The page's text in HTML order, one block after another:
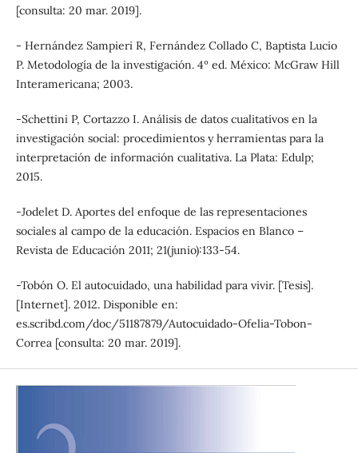
[consulta: 20 mar. 2019].
- Hernández Sampieri R, Fernández Collado C, Baptista Lucio
P. Metodología de la investigación. 4º ed. México: McGraw Hill
Interamericana; 2003.
-Schettini P, Cortazzo I. Análisis de datos cualitativos en la
investigación social: procedimientos y herramientas para la
interpretación de información cualitativa. La Plata: Edulp;
2015.
-Jodelet D. Aportes del enfoque de las representaciones
sociales al campo de la educación. Espacios en Blanco –
Revista de Educación 2011; 21(junio):133-54.
-Tobón O. El autocuidado, una habilidad para vivir. [Tesis].
[Internet]. 2012. Disponible en:
es.scribd.com/doc/51187879/Autocuidado-Ofelia-Tobon-
Correa [consulta: 20 mar. 2019].